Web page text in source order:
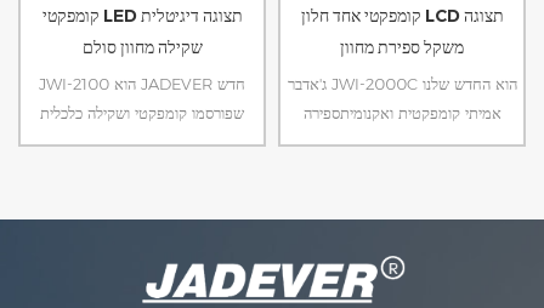
קומפקטי LED תצוגה דיגיטלית
שקילה מחוון סולם
JWI-2100 הוא JADEVER חדש
שפורסמו קומפקטי ושקילה כלכלית
אינדיקטור. עם תצוגת LED בהירים
קומפקטי אחד חלון LCD תצוגה
משקל ספירת מחוון
ג'אדבר JWI-2000C הוא החדש שלנו
אמיתי קומפקטית ואקנומיתספירה
אינדיקטור. עם רק אחד חלון LCD